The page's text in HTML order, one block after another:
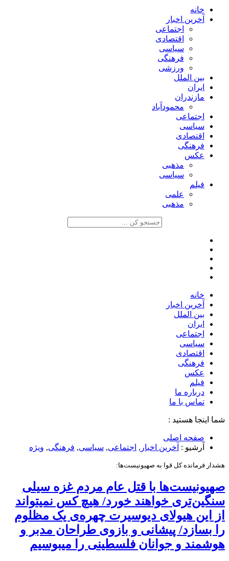
خانه
آخرین اخبار
اجتماعی
اقتصادی
سیاسی
فرهنگی
ورزشی
بین الملل
ایران
مازندران
محمودآباد
اجتماعی
سیاسی
اقتصادی
فرهنگی
عکس
مذهبی
سیاسی
فیلم
علمی
مذهبی
خانه
آخرین اخبار
بین الملل
ایران
اجتماعی
سیاسی
اقتصادی
فرهنگی
عکس
فیلم
درباره ما
تماس با ما
شما اینجا هستید :
صفحه اصلی
آرشیو : آخرین اخبار , اجتماعی, سیاسی, فرهنگی, ویژه
هشدار فرمانده کل قوا به صهیونیست‌ها:
صهیونیست‌ها با قتل عام مردم غزه سیلی
سنگین‌تری خواهند خورد/ هیچ کس نمیتواند
از این هیولای دیوسیرت چهره‌ی یک مظلوم
را بسازد/ پیشانی و بازوی طراحان مدبر و
هوشمند و جوانان فلسطینی را می‎بوسیم